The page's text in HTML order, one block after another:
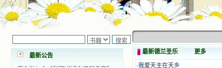
最新公告
小德兰爱心书屋最新公告 有一天，我
做了一个奇怪的梦，至今让我难忘。
梦中，我看到一本打开的用石头做的
书，我用舌头去舔它，觉得有一种甜
味，我就更用力去舔，最后从这本书
里流出活水来了。从那以后，一种想
要了解、学习的迫切渴求在我心里扩
最新德兰圣乐
更多
·我爱天主在天乡